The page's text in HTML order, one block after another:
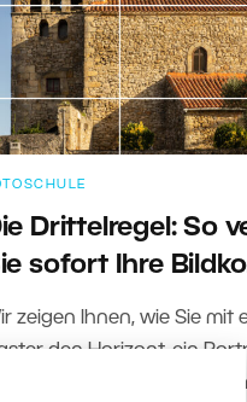
Drittelregel: So
sofort Ihre
zeigen Ihnen, wie Sie mit
den Horizont, ein
Motive so